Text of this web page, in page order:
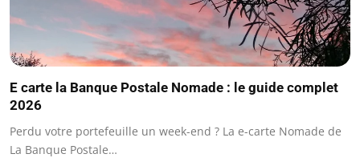
E carte la Banque Postale Nomade : le guide complet
2026
Perdu votre portefeuille un week-end ? La e-carte Nomade de
La Banque Postale…